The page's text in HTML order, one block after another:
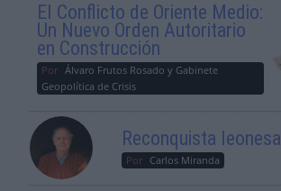
El Conflicto de Oriente Medio:
Un Nuevo Orden Autoritario
en Construcción
Por Álvaro Frutos Rosado y Gabinete
Geopolítica de Crisis
Reconquista leonesa
Por Carlos Miranda